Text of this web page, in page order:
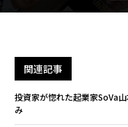
関連記事
投資家が惚れた起業家SoVa
み